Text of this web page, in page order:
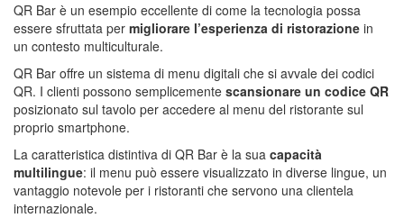
QR Bar è un esempio eccellente di come la tecnologia possa
essere sfruttata per migliorare l’esperienza di ristorazione in
un contesto multiculturale.
QR Bar offre un sistema di menu digitali che si avvale dei codici
QR. I clienti possono semplicemente scansionare un codice QR
posizionato sul tavolo per accedere al menu del ristorante sul
proprio smartphone.
La caratteristica distintiva di QR Bar è la sua capacità
multilingue: il menu può essere visualizzato in diverse lingue, un
vantaggio notevole per i ristoranti che servono una clientela
internazionale.